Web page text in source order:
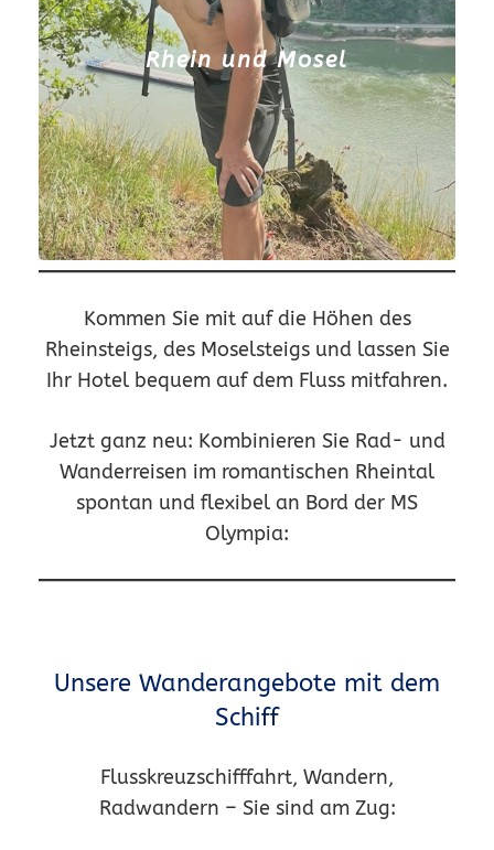
Rhein und Mosel
Kommen Sie mit auf die Höhen des
Rheinsteigs, des Moselsteigs und lassen Sie
Ihr Hotel bequem auf dem Fluss mitfahren.
Jetzt ganz neu: Kombinieren Sie Rad- und
Wanderreisen im romantischen Rheintal
spontan und flexibel an Bord der MS
Olympia:
Unsere Wanderangebote mit dem
Schiff
Flusskreuzschifffahrt, Wandern,
Radwandern – Sie sind am Zug: